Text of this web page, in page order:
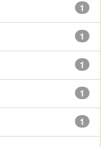
1
1
1
1
1